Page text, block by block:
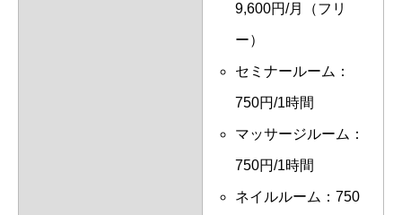
9,600円/月（フリ
ー）
セミナールーム：
750円/1時間
マッサージルーム：
750円/1時間
ネイルルーム：750